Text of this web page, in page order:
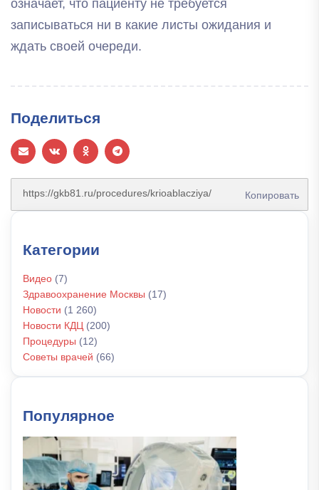
означает, что пациенту не требуется
записываться ни в какие листы ожидания и
ждать своей очереди.
Поделиться
Копировать
Категории
Видео (7)
Здравоохранение Москвы (17)
Новости (1 260)
Новости КДЦ (200)
Процедуры (12)
Советы врачей (66)
Популярное